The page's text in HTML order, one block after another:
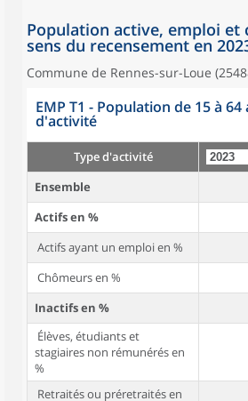
Population active, emploi et
sens du recensement en
Commune de Rennes-sur-Loue
EMP T1 - Population de 15 à
d'activité
Type d'activité
Ensemble
Actifs en %
Actifs ayant un emploi en %
Chômeurs en %
Inactifs en %
Élèves, étudiants et
stagiaires non rémunérés en
%
Retraités ou préretraités en